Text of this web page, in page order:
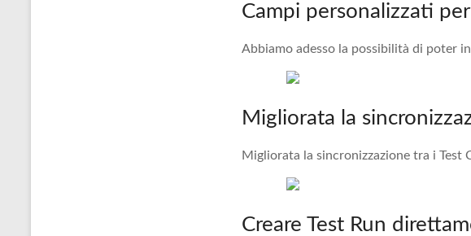
Campi personalizzati per
Abbiamo adesso la possibilità di poter
Migliorata la
Migliorata la sincronizzazione tra i Test
Creare Test Run